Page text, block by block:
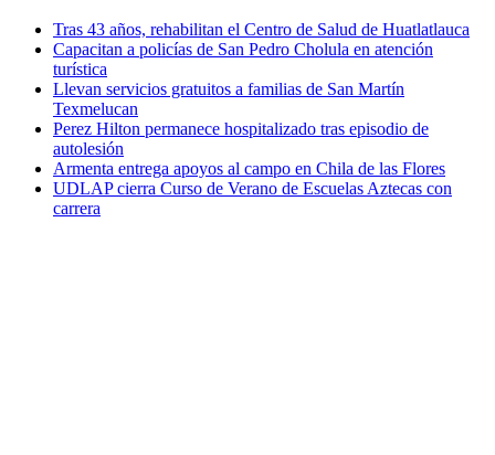
Tras 43 años, rehabilitan el Centro de Salud de Huatlatlauca
Capacitan a policías de San Pedro Cholula en atención
turística
Llevan servicios gratuitos a familias de San Martín
Texmelucan
Perez Hilton permanece hospitalizado tras episodio de
autolesión
Armenta entrega apoyos al campo en Chila de las Flores
UDLAP cierra Curso de Verano de Escuelas Aztecas con
carrera